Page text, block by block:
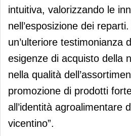
intuitiva, valorizzando le
nell’esposizione dei
un’ulteriore testimonianza
esigenze di acquisto della
nella qualità
promozione di prodotti
all’identità agroalimentare
vicentino”.